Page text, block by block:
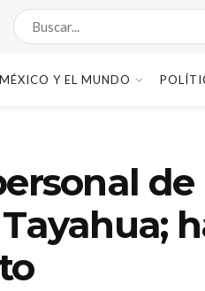
MÉXICO Y EL MUNDO
de